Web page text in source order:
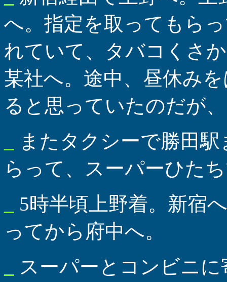
へ。指定を取ってもら
れていて、タバコくさ
某社へ。途中、昼休み
ると思っていたのだが
またタクシーで勝田
らって、スーパーひた
5時半頃上野着。新宿
ってから府中へ。
スーパーとコンビニ